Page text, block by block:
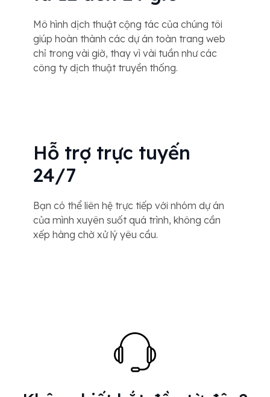
Mô hình dịch thuật cộng tác của chúng tôi
giúp hoàn thành các dự án toàn trang web
chỉ trong vài giờ, thay vì vài tuần như các
công ty dịch thuật truyền thống.
Hỗ trợ trực tuyến
24/7
Bạn có thể liên hệ trực tiếp với nhóm dự án
của mình xuyên suốt quá trình, không cần
xếp hàng chờ xử lý yêu cầu.